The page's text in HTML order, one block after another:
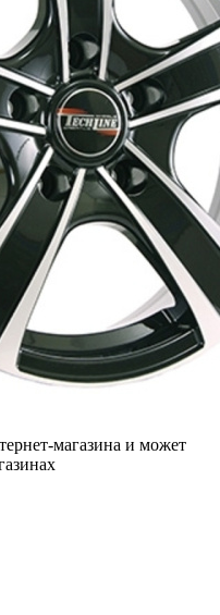
магазина и может